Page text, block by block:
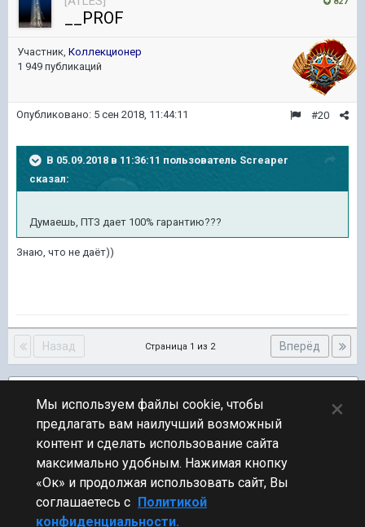
__PROF
Участник, Коллекционер
1 949 публикаций
#20
Опубликовано: 5 сен 2018, 11:44:11
В 05.09.2018 в 11:36:11 пользователь Screaper
сказал:
Думаешь, ПТЗ дает 100% гарантию???
Знаю, что не даёт))
Назад Вперёд
Страница 1 из 2
ПЕРЕЙТИ К СПИСКУ ТЕМ
Юмор
Стиль
Мы используем файлы cookie, чтобы
предлагать вам наилучший возможный
контент и сделать использование сайта
максимально удобным. Нажимая кнопку
«Ок» и продолжая использовать сайт, Вы
соглашаетесь с Политикой
конфиденциальности.
×